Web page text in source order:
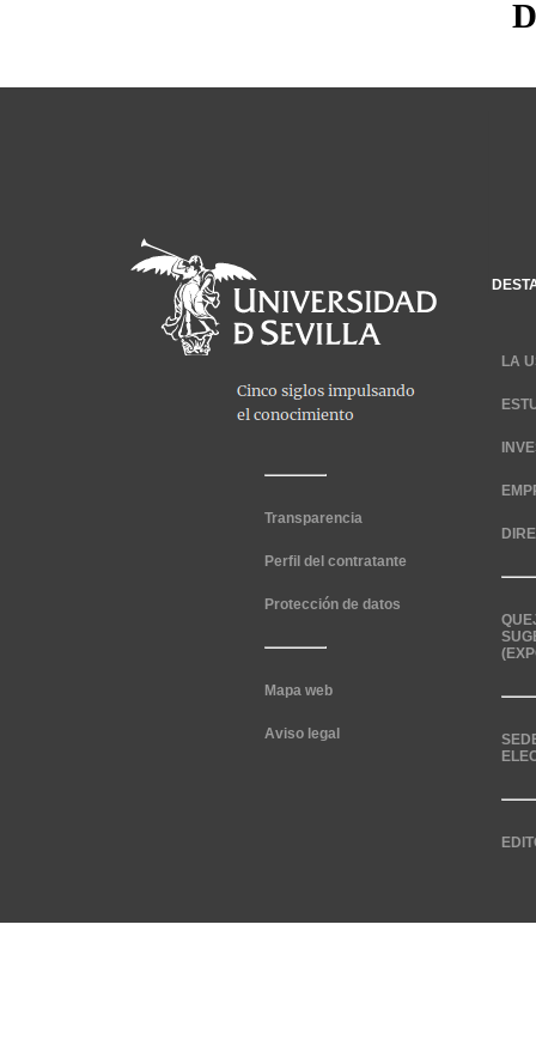
Transparencia
Perfil del contratante
Protección de datos
Mapa web
Aviso legal
LA